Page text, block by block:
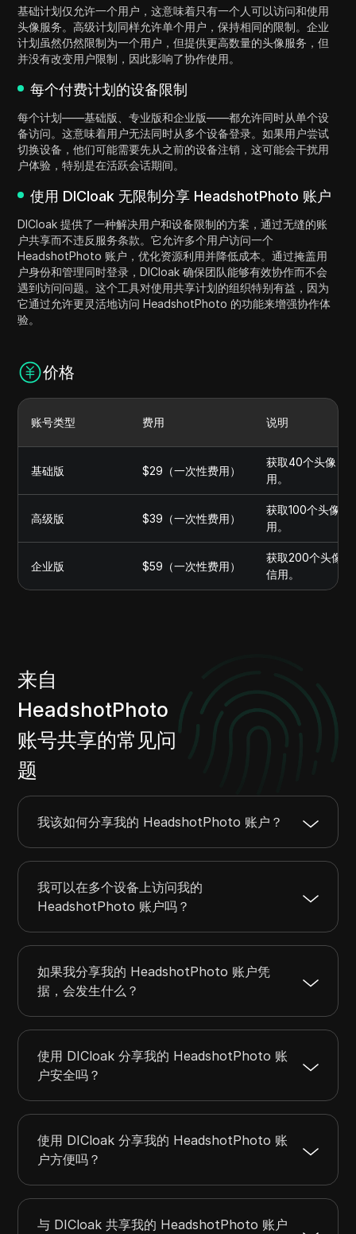
基础计划仅允许一个用户，这意味着只有一个人可以访问和使用
头像服务。高级计划同样允许单个用户，保持相同的限制。企业
计划虽然仍然限制为一个用户，但提供更高数量的头像服务，但
并没有改变用户限制，因此影响了协作使用。
每个付费计划的设备限制
每个计划——基础版、专业版和企业版——都允许同时从单个设
备访问。这意味着用户无法同时从多个设备登录。如果用户尝试
切换设备，他们可能需要先从之前的设备注销，这可能会干扰用
户体验，特别是在活跃会话期间。
使用 DICloak 无限制分享 HeadshotPhoto 账户
DICloak 提供了一种解决用户和设备限制的方案，通过无缝的账
户共享而不违反服务条款。它允许多个用户访问一个
HeadshotPhoto 账户，优化资源利用并降低成本。通过掩盖用
户身份和管理同时登录，DICloak 确保团队能够有效协作而不会
遇到访问问题。这个工具对使用共享计划的组织特别有益，因为
它通过允许更灵活地访问 HeadshotPhoto 的功能来增强协作体
验。
价格
账号类型 费用 说明
基础版 $29（一次性费用）
获取40个头像，
用。
高级版 $39（一次性费用）
获取100个头像，
用。
企业版 $59（一次性费用）
获取200个头像
信用。
来自
HeadshotPhoto
账号共享的常见问
题
我该如何分享我的 HeadshotPhoto 账户？
我可以在多个设备上访问我的
HeadshotPhoto 账户吗？
如果我分享我的 HeadshotPhoto 账户凭
据，会发生什么？
使用 DICloak 分享我的 HeadshotPhoto 账
户安全吗？
使用 DICloak 分享我的 HeadshotPhoto 账
户方便吗？
与 DICloak 共享我的 HeadshotPhoto 账户